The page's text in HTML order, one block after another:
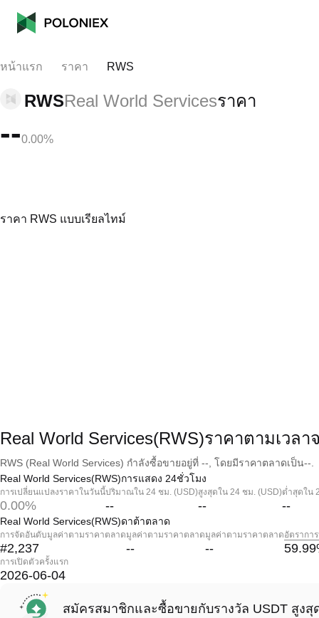
หน้าแรก ราคา RWS
RWSReal World Servicesราคา
--0.00%
ราคา RWS แบบเรียลไทม์
Real World Services(RWS)ราคาตามเวลา
RWS (Real World Services) กำลังซื้อขายอยู่ที่ --, โดยมีราคาตลาดเป็น--.
Real World Services(RWS)การแสดง 24ชั่วโมง
การเปลี่ยนแปลงราคาในวันนี้
0.00%
ปริมาณใน 24 ชม. (USD)
--
สูงสุดใน 24 ชม. (USD)
--
ต่ำสุดใน
--
Real World Services(RWS)ดาต้าตลาด
การจัดอันดับมูลค่าตามราคาตลาด
#2,237
มูลค่าตามราคาตลาด
--
มูลค่าตามราคาตลาด
--
อัตรากา
59.99
การเปิดตัวครั้งแรก
2026-06-04
สมัครสมาชิกและซื้อขายกับรางวัล USDT สูงสุ